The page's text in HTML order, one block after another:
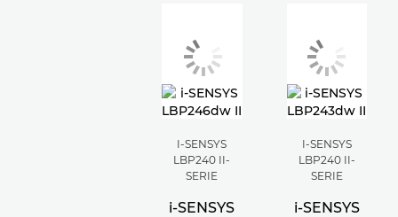
I-SENSYS
LBP240 II-
SERIE
i-SENSYS
I-SENSYS
LBP240 II-
SERIE
i-SENSYS